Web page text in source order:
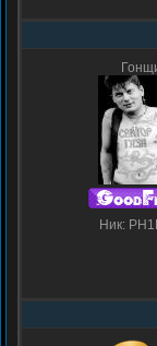
Ник: